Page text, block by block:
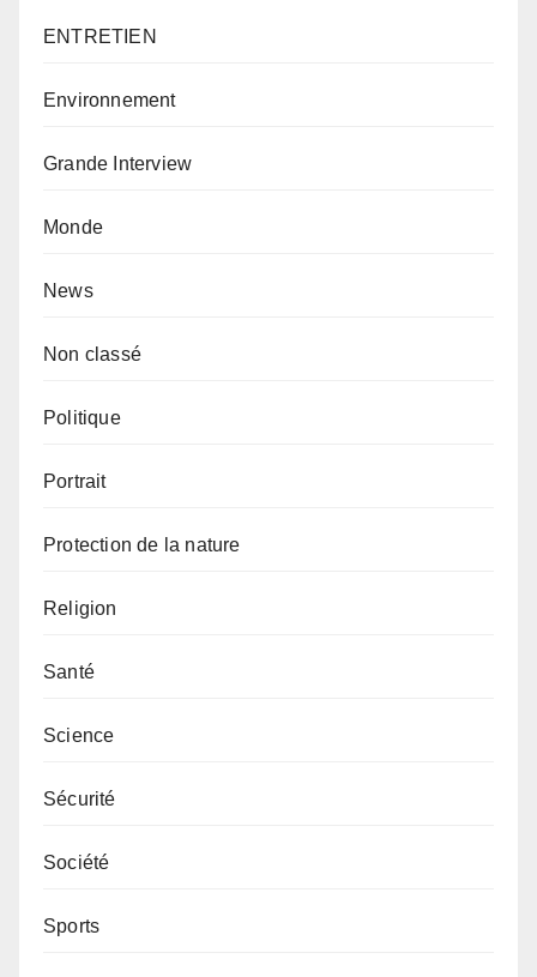
ENTRETIEN
Environnement
Grande Interview
Monde
News
Non classé
Politique
Portrait
Protection de la nature
Religion
Santé
Science
Sécurité
Société
Sports